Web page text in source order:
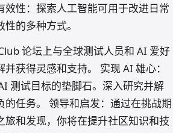
效性：探索人工智能可用于改进日常
的多种方式。
论坛上与全球测试人员和 AI 爱好
获得灵感和支持。 实现 AI 雄心：
测试目标的垫脚石。深入研究并解
的任务。 领导和启发：通过在挑战期
旅和发现，你将在提升社区知识和技